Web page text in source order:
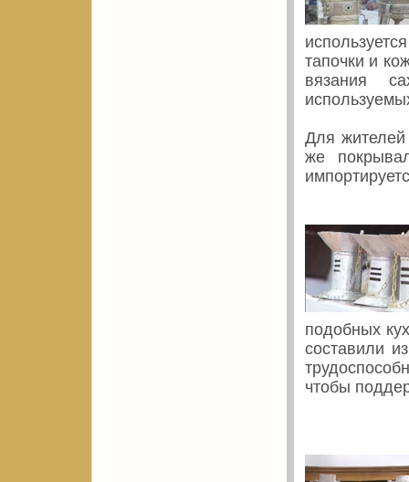
тапочки и
вязания
Для жителей
же
подобных
составили
чтобы